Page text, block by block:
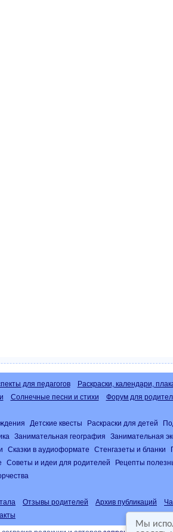
Мы
для педагогов Раскраски, календари,
Солнечные песни и стихи Форум для
Детские квесты Раскраски для детей
Занимательная география Занимательная
Сказки в аудиоформате Стенгазеты и бланки
Советы и идеи для родителей Рецепты
Отзывы родителей Архив публикаций